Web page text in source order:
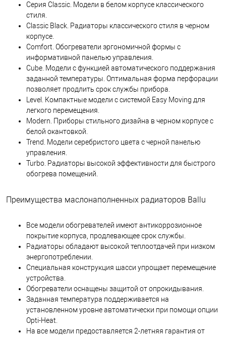
Серия Classic. Модели в белом корпусе классического
стиля.
Classic Black. Радиаторы классического стиля в черном
корпусе.
Comfort. Обогреватели эргономичной формы с
информативной панелью управления.
Cube. Модели с функцией автоматического поддержания
заданной температуры. Оптимальная форма перфорации
позволяет продлить срок службы прибора.
Level. Компактные модели с системой Easy Moving для
легкого перемещения.
Modern. Приборы стильного дизайна в черном корпусе с
белой окантовкой.
Trend. Модели серебристого цвета с черной панелью
управления.
Turbo. Радиаторы высокой эффективности для быстрого
обогрева помещений.
Преимущества маслонаполненных радиаторов Ballu
Все модели обогревателей имеют антикоррозионное
покрытие корпуса, продлевающее срок службы.
Радиаторы обладают высокой теплоотдачей при низком
энергопотреблении.
Специальная конструкция шасси упрощает перемещение
устройства.
Обогреватели оснащены защитой от опрокидывания.
Заданная температура поддерживается на
установленном уровне автоматически при помощи опции
Opti-Heat.
На все модели предоставляется 2-летняя гарантия от